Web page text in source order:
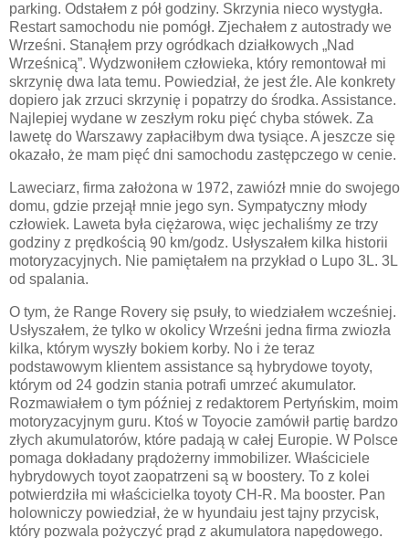
parking. Odstałem z pół godziny. Skrzynia nieco wystygła.
Restart samochodu nie pomógł. Zjechałem z autostrady we
Wrześni. Stanąłem przy ogródkach działkowych „Nad
Wrześnicą”. Wydzwoniłem człowieka, który remontował mi
skrzynię dwa lata temu. Powiedział, że jest źle. Ale konkrety
dopiero jak zrzuci skrzynię i popatrzy do środka. Assistance.
Najlepiej wydane w zeszłym roku pięć chyba stówek. Za
lawetę do Warszawy zapłaciłbym dwa tysiące. A jeszcze się
okazało, że mam pięć dni samochodu zastępczego w cenie.
Laweciarz, firma założona w 1972, zawiózł mnie do swojego
domu, gdzie przejął mnie jego syn. Sympatyczny młody
człowiek. Laweta była ciężarowa, więc jechaliśmy ze trzy
godziny z prędkością 90 km/godz. Usłyszałem kilka historii
motoryzacyjnych. Nie pamiętałem na przykład o Lupo 3L. 3L
od spalania.
O tym, że Range Rovery się psuły, to wiedziałem wcześniej.
Usłyszałem, że tylko w okolicy Wrześni jedna firma zwiozła
kilka, którym wyszły bokiem korby. No i że teraz
podstawowym klientem assistance są hybrydowe toyoty,
którym od 24 godzin stania potrafi umrzeć akumulator.
Rozmawiałem o tym później z redaktorem Pertyńskim, moim
motoryzacyjnym guru. Ktoś w Toyocie zamówił partię bardzo
złych akumulatorów, które padają w całej Europie. W Polsce
pomaga dokładany prądożerny immobilizer. Właściciele
hybrydowych toyot zaopatrzeni są w boostery. To z kolei
potwierdziła mi właścicielka toyoty CH-R. Ma booster. Pan
holowniczy powiedział, że w hyundaiu jest tajny przycisk,
który pozwala pożyczyć prąd z akumulatora napędowego.